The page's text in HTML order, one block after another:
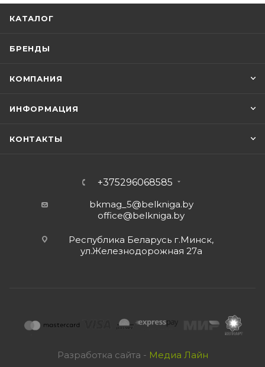
КАТАЛОГ
БРЕНДЫ
КОМПАНИЯ
ИНФОРМАЦИЯ
КОНТАКТЫ
+375296068585
bkmag_5@belkniga.by
office@belkniga.by
Республика Беларусь г.Минск,
ул.Железнодорожная 27а
Разработка сайта - Медиа Лайн